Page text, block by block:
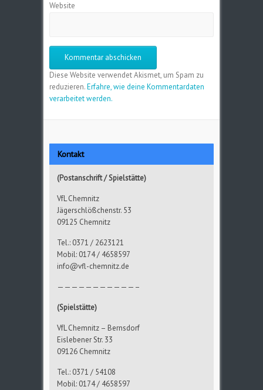
Website
Diese Website verwendet Akismet, um Spam zu
reduzieren.Erfahre, wie deine Kommentardaten
verarbeitet werden.
Kontakt
(Postanschrift / Spielstätte)
VfL Chemnitz
Jägerschlößchenstr. 53
09125 Chemnitz
Tel.: 0371 / 2623121
Mobil: 0174 / 4658597
info@vfl-chemnitz.de
———————————–
(Spielstätte)
VfL Chemnitz – Bernsdorf
Eislebener Str. 33
09126 Chemnitz
Tel.: 0371 / 54108
Mobil: 0174 / 4658597